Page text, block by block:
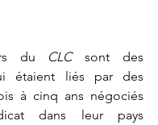
du CLC sont des
étaient liés par des
à cinq ans négociés
dans leur pays